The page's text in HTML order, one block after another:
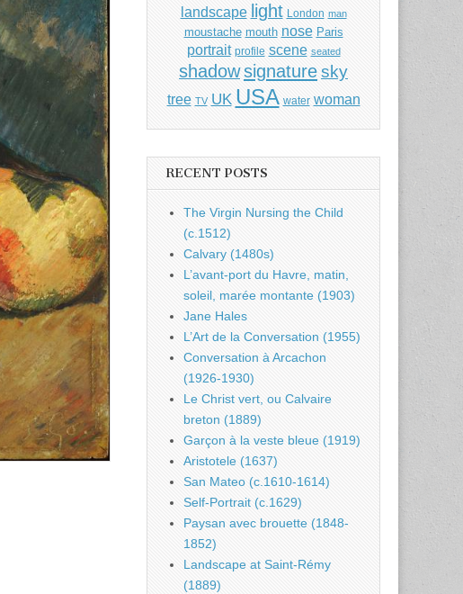
landscape light London man
moustache mouth nose Paris
portrait profile scene seated
shadowsignaturesky
tree TV UK USA water woman
RECENT POSTS
The Virgin Nursing the Child
(c.1512)
Calvary (1480s)
L’avant-port du Havre, matin,
soleil, marée montante (1903)
Jane Hales
L’Art de la Conversation (1955)
Conversation à Arcachon
(1926-1930)
Le Christ vert, ou Calvaire
breton (1889)
Garçon à la veste bleue (1919)
Aristotele (1637)
San Mateo (c.1610-1614)
Self-Portrait (c.1629)
Paysan avec brouette (1848-
1852)
Landscape at Saint-Rémy
(1889)